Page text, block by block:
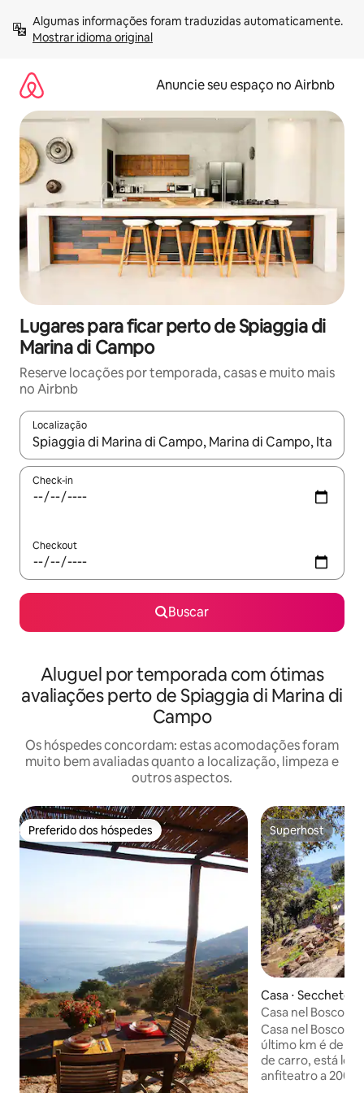
para
Mostrar idioma original
Anuncie seu espaço no Airbnb
Lugares para ficar perto de Spiaggia di
Marina di Campo
Reserve locações por temporada, casas e muito mais
no Airbnb
Localização
Quando os resultados estiverem disponíveis, explore-os
Check-in
Checkout
Buscar
Aluguel por temporada com ótimas
avaliações perto de Spiaggia di Marina di
Campo
Os hóspedes concordam: estas acomodações foram
muito bem avaliadas quanto a localização, limpeza e
outros aspectos.
Preferido dos hóspedes
Preferido dos hóspedes Superhost
Superhost
Casa ⋅ Seccheto
Casa nel Bosco
de paz
Casa nel Bosco, a
último km é de
de carro, está
anfiteatro a 200